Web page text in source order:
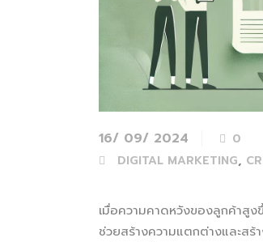
16/ 09/ 2024
0
DIGITAL MARKETING,
เมื่อความคาดหวังของลูกค้าสู
ช่วยสร้างความแตกต่างและส